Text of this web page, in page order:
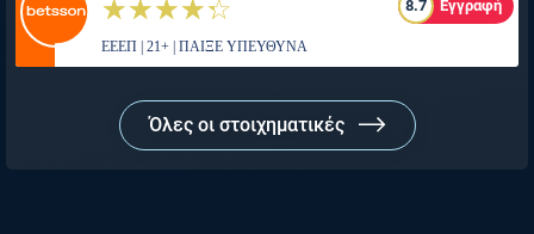
☆☆☆☆☆
★★★★★ 8.7 Εγγραφή
ΕΕΕΠ | 21+ | ΠΑΙΞΕ ΥΠΕΥΘΥΝΑ
Όλες οι στοιχηματικές